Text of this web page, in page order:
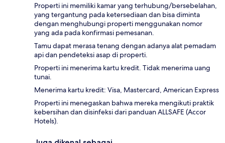
Properti ini memiliki kamar yang terhubung/bersebelahan,
yang tergantung pada ketersediaan dan bisa diminta
dengan menghubungi properti menggunakan nomor
yang ada pada konfirmasi pemesanan.
Tamu dapat merasa tenang dengan adanya alat pemadam
api dan pendeteksi asap di properti.
Properti ini menerima kartu kredit. Tidak menerima uang
tunai.
Menerima kartu kredit: Visa, Mastercard, American Express
Properti ini menegaskan bahwa mereka mengikuti praktik
kebersihan dan disinfeksi dari panduan ALLSAFE (Accor
Hotels).